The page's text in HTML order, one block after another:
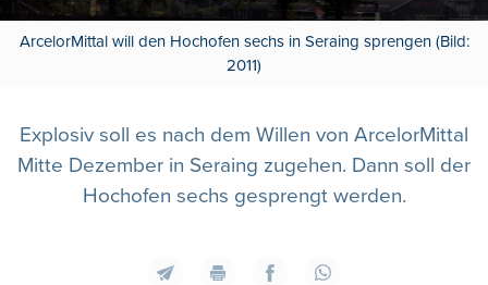
ArcelorMittal will den Hochofen sechs in Seraing sprengen (Bild:
2011)
Explosiv soll es nach dem Willen von ArcelorMittal
Mitte Dezember in Seraing zugehen. Dann soll der
Hochofen sechs gesprengt werden.